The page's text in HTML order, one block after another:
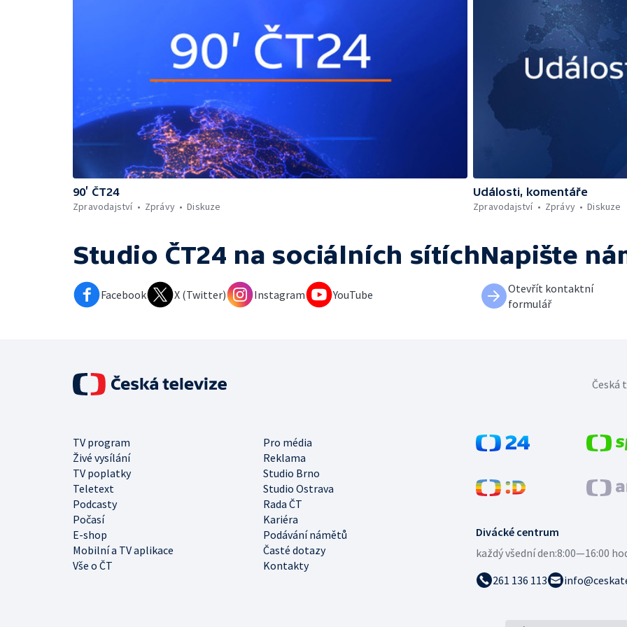
90’ ČT24
Zpravodajství
Zprávy Diskuze
Události, komentáře
Zpravodajství
Zprávy Diskuze
Studio ČT24 na sociálních sítích
Facebook X (Twitter) Instagram YouTube
Napište
Otevřít kontaktní
formulář
Divácké centrum
každý všední den:8:00—16:00
261 136 113
TV program
Pro média
Živé vysílání
Reklama
TV poplatky
Studio Brno
Teletext
Studio Ostrava
Podcasty
Rada ČT
Počasí
Kariéra
E-shop
Podávání námětů
Mobilní a TV aplikace
Časté dotazy
Vše o ČT
Kontakty
Česká